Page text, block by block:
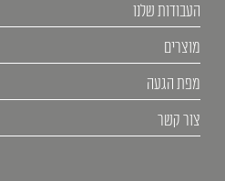
העבודות שלנו
מוצרים
מפת הגעה
צור קשר